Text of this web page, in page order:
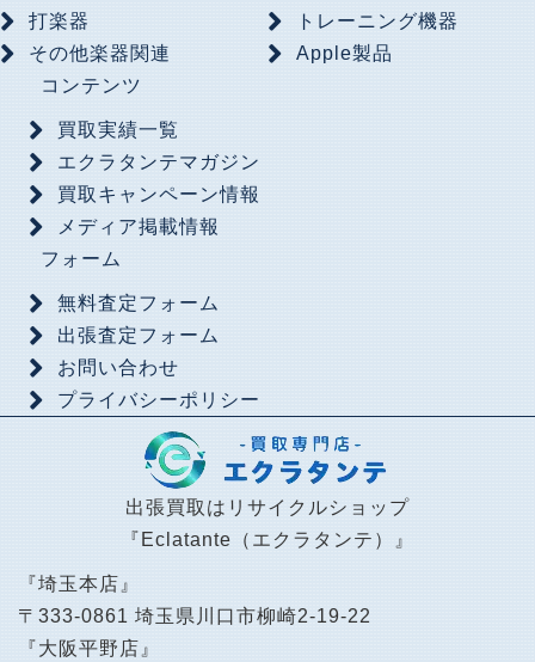
打楽器
その他楽器関連
トレーニング機器
Apple製品
コンテンツ
買取実績一覧
エクラタンテマガジン
買取キャンペーン情報
メディア掲載情報
フォーム
無料査定フォーム
出張査定フォーム
お問い合わせ
プライバシーポリシー
出張買取はリサイクルショップ
『Eclatante（エクラタンテ）』
『埼玉本店』
〒333-0861 埼玉県川口市柳崎2-19-22
『大阪平野店』